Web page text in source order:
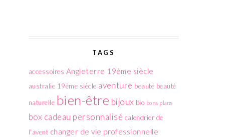
TAGS
accessoires Angleterre 19ème siècle
australie 19ème siècle aventure beauté beauté
naturelle bien-être bijoux bio bons plans
box cadeau personnalisé calendrier de
l'avent changer de vie professionnelle